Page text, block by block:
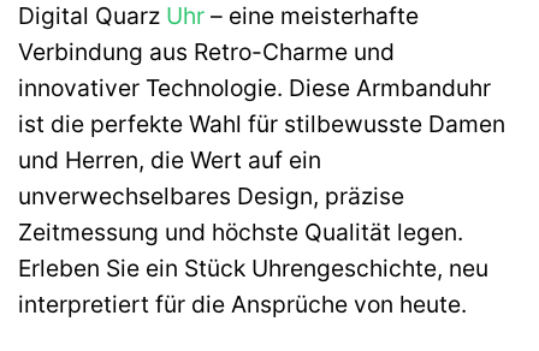
Digital Quarz Uhr – eine meisterhafte
Verbindung aus Retro-Charme und
innovativer Technologie. Diese Armbanduhr
ist die perfekte Wahl für stilbewusste Damen
und Herren, die Wert auf ein
unverwechselbares Design, präzise
Zeitmessung und höchste Qualität legen.
Erleben Sie ein Stück Uhrengeschichte, neu
interpretiert für die Ansprüche von heute.